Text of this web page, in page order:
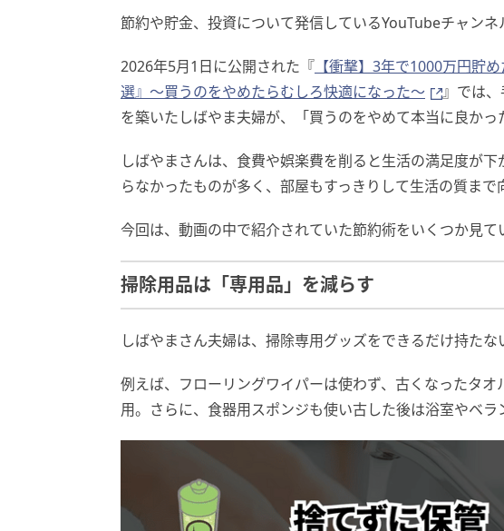
節約や貯金、投資について発信しているYouTubeチャンネ
2026年5月1日に公開された『 【衝撃】3年で1000万円貯
選』〜買うのをやめたらむしろ快適になった〜
』では
を築いたしばやま夫婦が、「買うのをやめて本当に良かっ
しばやまさんは、食費や娯楽費を削ると生活の満足度が
らなかったものが多く、部屋もすっきりして生活の質まで
今回は、動画の中で紹介されていた節約術をいくつか見て
掃除用品は「専用品」を減らす
しばやまさん夫婦は、掃除専用グッズをできるだけ持たな
例えば、フローリングワイパーは使わず、古くなったタ
用。さらに、食器用スポンジも使い古した後は浴室やベラ